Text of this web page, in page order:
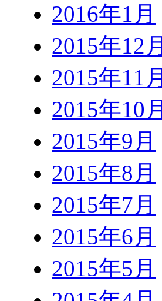
2016年1月
2015年12月
2015年11月
2015年10月
2015年9月
2015年8月
2015年7月
2015年6月
2015年5月